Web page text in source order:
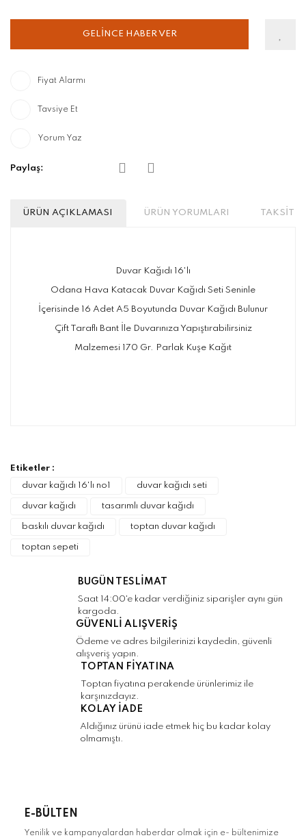
GELİNCE HABER VER
Fiyat Alarmı
Tavsiye Et
Yorum Yaz
Paylaş:
ÜRÜN AÇIKLAMASI ÜRÜN YORUMLARI TAKSİT
Duvar Kağıdı 16'lı
Odana Hava Katacak Duvar Kağıdı Seti Seninle
İçerisinde 16 Adet A5 Boyutunda Duvar Kağıdı Bulunur
Çift Taraflı Bant İle Duvarınıza Yapıştırabilirsiniz
Malzemesi 170 Gr. Parlak Kuşe Kağıt
Görüş ve önerileriniz için teşekkür ederiz.
Ürün resmi kalitesiz, bozuk veya
görüntülenemiyor.
Ürün açıklamasında eksik bilgiler bulunuyor.
Ürün bilgilerinde hatalar bulunuyor.
Gönder
Etiketler :
duvar kağıdı 16'lı no1
duvar kağıdı seti
duvar kağıdı tasarımlı duvar kağıdı
baskılı duvar kağıdı toptan duvar kağıdı
toptan sepeti
BUGÜN TESLİMAT
Saat 14:00'e kadar verdiğiniz siparişler aynı gün
kargoda.
GÜVENLİ ALIŞVERİŞ
Ödeme ve adres bilgilerinizi kaydedin, güvenli
alışveriş yapın.
TOPTAN FİYATINA
Toptan fiyatına perakende ürünlerimiz ile
karşınızdayız.
KOLAY İADE
Aldığınız ürünü iade etmek hiç bu kadar kolay
olmamıştı.
E-BÜLTEN
Yenilik ve kampanyalardan haberdar olmak için e- bültenimize